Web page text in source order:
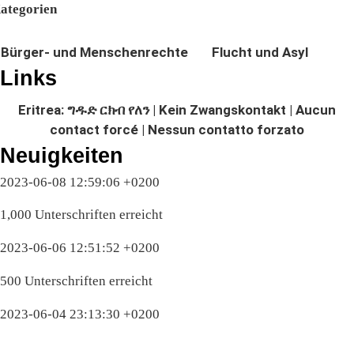
Bürger- und Menschenrechte Flucht und Asyl
Links
Eritrea: ግዱድ ርክብ የለን | Kein Zwangskontakt | Aucun
contact forcé | Nessun contatto forzato
Neuigkeiten
2023-06-08 12:59:06 +0200
1,000 Unterschriften erreicht
2023-06-06 12:51:52 +0200
500 Unterschriften erreicht
2023-06-04 23:13:30 +0200